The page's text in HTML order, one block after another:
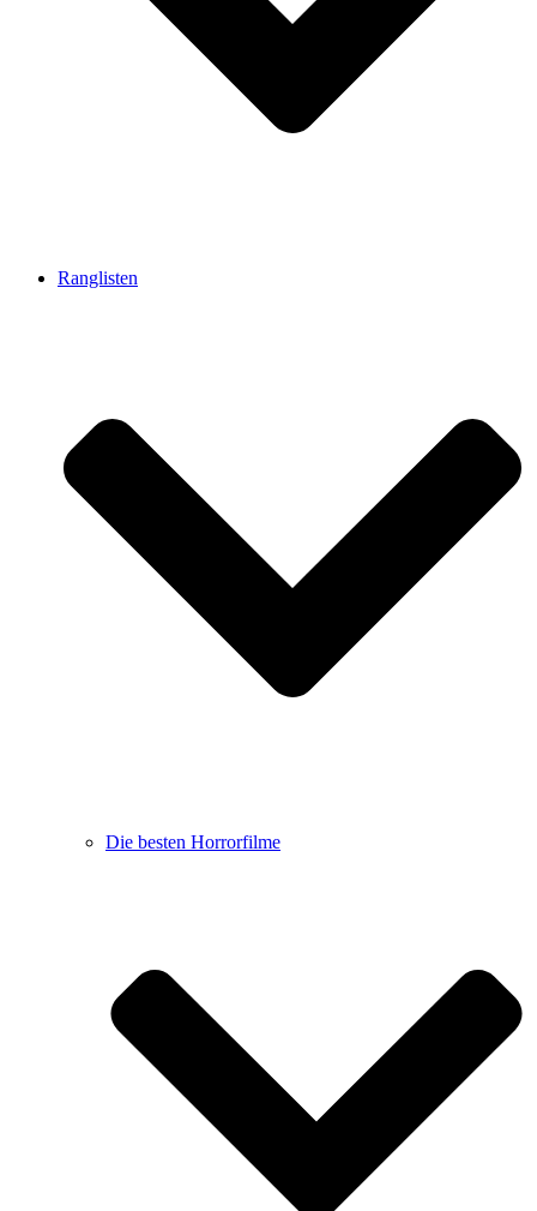
Ranglisten
Die besten Horrorfilme